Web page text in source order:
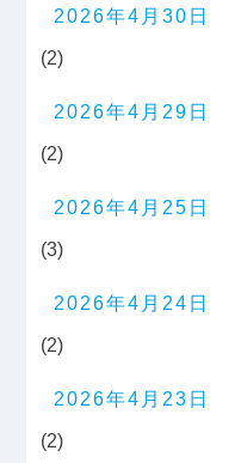
2026年4月30日
(2)
2026年4月29日
(2)
2026年4月25日
(3)
2026年4月24日
(2)
2026年4月23日
(2)